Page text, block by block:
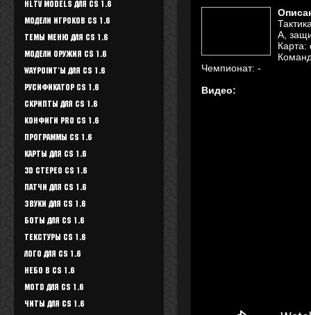
HLTV Models для CS 1.6
Модели игроков CS 1.6
Темы меню для CS 1.6
Модели оружия CS 1.6
Waypoint'ы для CS 1.6
Русификатор CS 1.6
Скрипты для CS 1.6
Конфиги Pro CS 1.6
Программы CS 1.6
Карты для CS 1.6
3D стерео CS 1.6
Патчи для CS 1.6
Звуки для CS 1.6
Боты для CS 1.6
Текстуры Cs 1.6
Лого для CS 1.6
Небо в CS 1.6
Motd для CS 1.6
Читы для CS 1.6
А,
Чемпионат: -
Видео: